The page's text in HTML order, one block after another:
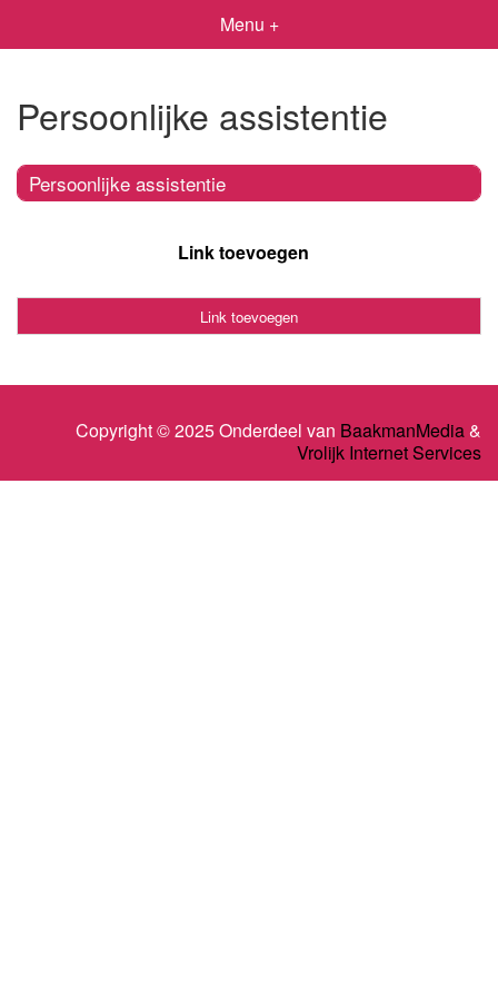
Menu +
Persoonlijke assistentie
Persoonlijke assistentie
Link toevoegen
Link toevoegen
Copyright © 2025 Onderdeel van BaakmanMedia&
Vrolijk Internet Services